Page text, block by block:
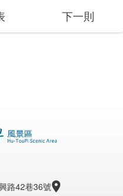
下一則
路42巷36號